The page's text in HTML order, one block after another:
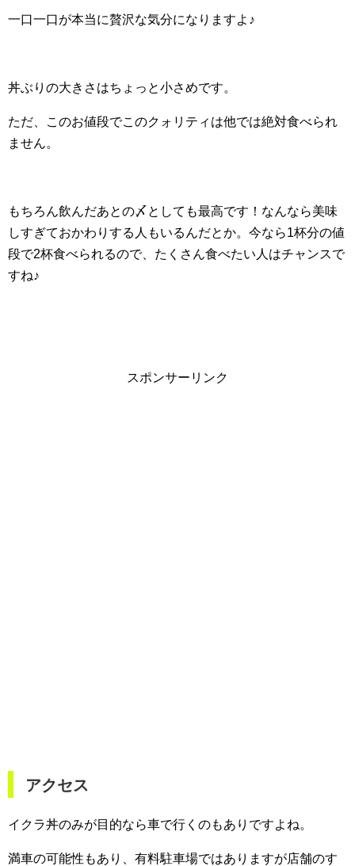
一口一口が本当に贅沢な気分になりますよ♪
丼ぶりの大きさはちょっと小さめです。
ただ、このお値段でこのクォリティは他では絶対食べられ
ません。
もちろん飲んだあとの〆としても最高です！なんなら美味
しすぎておかわりする人もいるんだとか。今なら1杯分の値
段で2杯食べられるので、たくさん食べたい人はチャンスで
すね♪
スポンサーリンク
アクセス
イクラ丼のみが目的なら車で行くのもありですよね。
満車の可能性もあり、有料駐車場ではありますが店舗のす